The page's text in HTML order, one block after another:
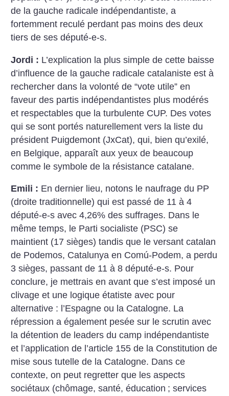
de la gauche radicale indépendantiste, a
fortemment reculé perdant pas moins des deux
tiers de ses député-e-s.
Jordi : L’explication la plus simple de cette baisse
d’influence de la gauche radicale catalaniste est à
rechercher dans la volonté de “vote utile” en
faveur des partis indépendantistes plus modérés
et respectables que la turbulente CUP. Des votes
qui se sont portés naturellement vers la liste du
président Puigdemont (JxCat), qui, bien qu’exilé,
en Belgique, apparaît aux yeux de beaucoup
comme le symbole de la résistance catalane.
Emili : En dernier lieu, notons le naufrage du PP
(droite traditionnelle) qui est passé de 11 à 4
député-e-s avec 4,26% des suffrages. Dans le
même temps, le Parti socialiste (PSC) se
maintient (17 sièges) tandis que le versant catalan
de Podemos, Catalunya en Comú-Podem, a perdu
3 sièges, passant de 11 à 8 député-e-s. Pour
conclure, je mettrais en avant que s’est imposé un
clivage et une logique étatiste avec pour
alternative : l’Espagne ou la Catalogne. La
répression a également pesée sur le scrutin avec
la détention de leaders du camp indépendantiste
et l’application de l’article 155 de la Constitution de
mise sous tutelle de la Catalogne. Dans ce
contexte, on peut regretter que les aspects
sociétaux (chômage, santé, éducation ; services